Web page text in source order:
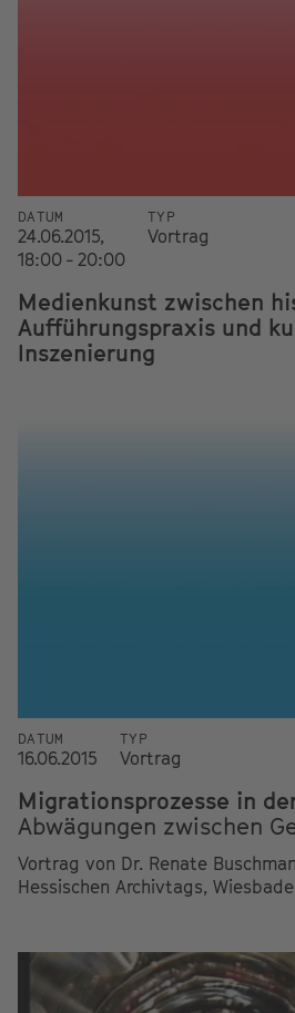
DATUM
24.06.2015,
18:00 - 20:00
TYP
Vortrag
Medienkunst zwischen
Aufführungspraxis und
Inszenierung
DATUM
16.06.2015
TYP
Vortrag
Migrationsprozesse in
Abwägungen zwischen
Vortrag von Dr. Renate
Hessischen Archivtags,